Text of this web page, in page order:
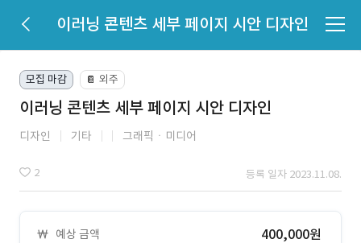
이러닝 콘텐츠 세부 페이지 시안 디자인
모집 마감 📔 외주
이러닝 콘텐츠 세부 페이지 시안 디자인
디자인 기타 그래픽ㆍ미디어
2 등록 일자 2023.11.08.
예상 금액 400,000원